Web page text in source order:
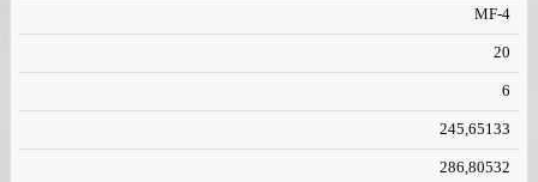
MF-4
20
6
245,65133
286,80532